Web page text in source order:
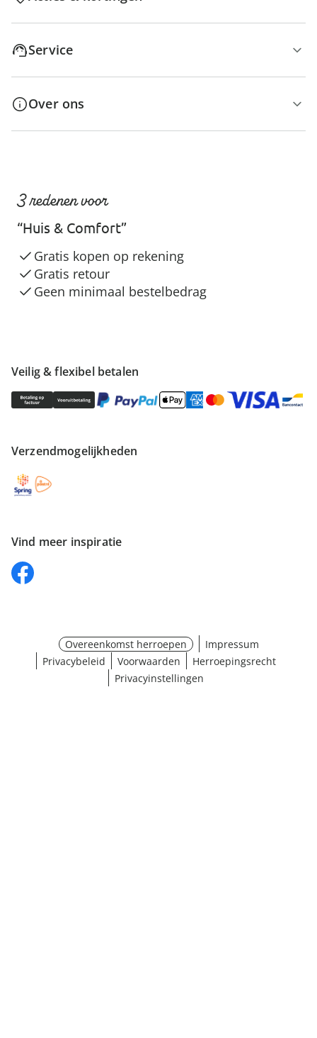
Service
Over ons
Veilig & flexibel betalen
Verzendmogelijkheden
Vind meer inspiratie
3 redenen voor
“Huis & Comfort”
Gratis kopen op rekening
Gratis retour
Geen minimaal bestelbedrag
Overeenkomst herroepen
Impressum
Privacybeleid
Voorwaarden
Herroepingsrecht
Privacyinstellingen